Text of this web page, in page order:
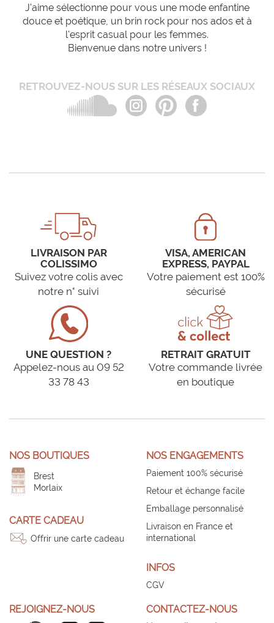
J'aime sélectionne pour vous une mode enfantine
douce et poétique, un brin rock pour nos ados et à
l'esprit casual pour les femmes.
Bienvenue dans notre univers !
RETROUVEZ-NOUS SUR LES RÉSEAUX SOCIAUX
LIVRAISON PAR
COLISSIMO
Suivez votre colis avec
notre n° suivi
VISA, AMERICAN
EXPRESS, PAYPAL
Votre paiement est 100%
sécurisé
UNE QUESTION ?
Appelez-nous au 09 52
33 78 43
RETRAIT GRATUIT
Votre commande livrée
en boutique
NOS BOUTIQUES
Brest
Morlaix
CARTE CADEAU
Offrir une carte cadeau
NOS ENGAGEMENTS
Paiement 100% sécurisé
Retour et échange facile
Emballage personnalisé
Livraison en France et
international
INFOS
CGV
REJOIGNEZ-NOUS CONTACTEZ-NOUS